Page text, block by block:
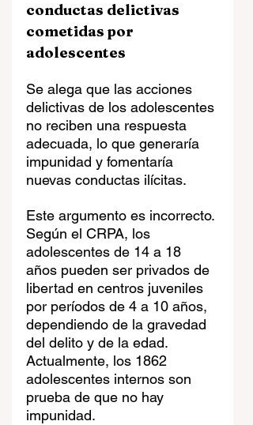
conductas delictivas
cometidas por
adolescentes
Se alega que las acciones
delictivas de los adolescentes
no reciben una respuesta
adecuada, lo que generaría
impunidad y fomentaría
nuevas conductas ilícitas.
Este argumento es incorrecto.
Según el CRPA, los
adolescentes de 14 a 18
años pueden ser privados de
libertad en centros juveniles
por períodos de 4 a 10 años,
dependiendo de la gravedad
del delito y de la edad.
Actualmente, los 1862
adolescentes internos son
prueba de que no hay
impunidad.